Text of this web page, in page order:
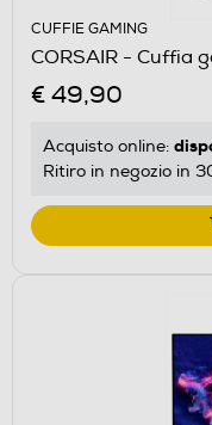
CUFFIE GAMING
CORSAIR - Cuffia
€ 49,90
Acquisto online:
Ritiro in negozio in